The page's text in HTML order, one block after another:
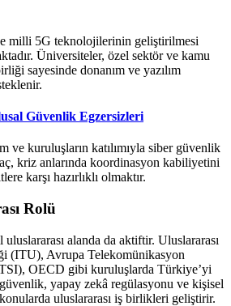
milli 5G teknolojilerinin geliştirilmesi
Üniversiteler, özel sektör ve kamu
sayesinde donanım ve yazılım
Güvenlik Egzersizleri
ve kuruluşların katılımıyla siber güvenlik
kriz anlarında koordinasyon kabiliyetini
karşı hazırlıklı olmaktır.
Rolü
alanda da aktiftir. Uluslararası
(ITU), Avrupa Telekomünikasyon
OECD gibi kuruluşlarda Türkiye’yi
yapay zekâ regülasyonu ve kişisel
uluslararası iş birlikleri geliştirir.